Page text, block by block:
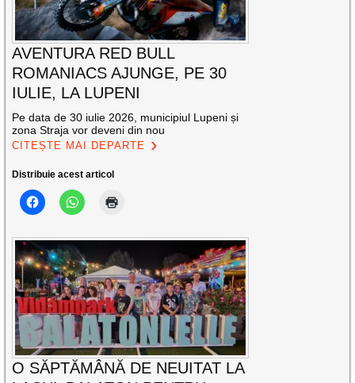
AVENTURA RED BULL
ROMANIACS AJUNGE, PE 30
IULIE, LA LUPENI
Pe data de 30 iulie 2026, municipiul Lupeni și
zona Straja vor deveni din nou
CITEȘTE MAI DEPARTE
Distribuie acest articol
O SĂPTĂMÂNĂ DE NEUITAT LA